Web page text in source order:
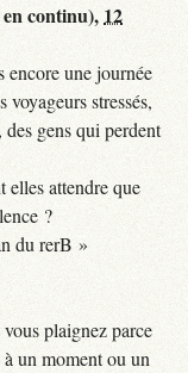
continu), 12
encore une journée
stressés,
gens qui perdent
attendre que
?
du rerB »
plaignez parce
un moment ou un